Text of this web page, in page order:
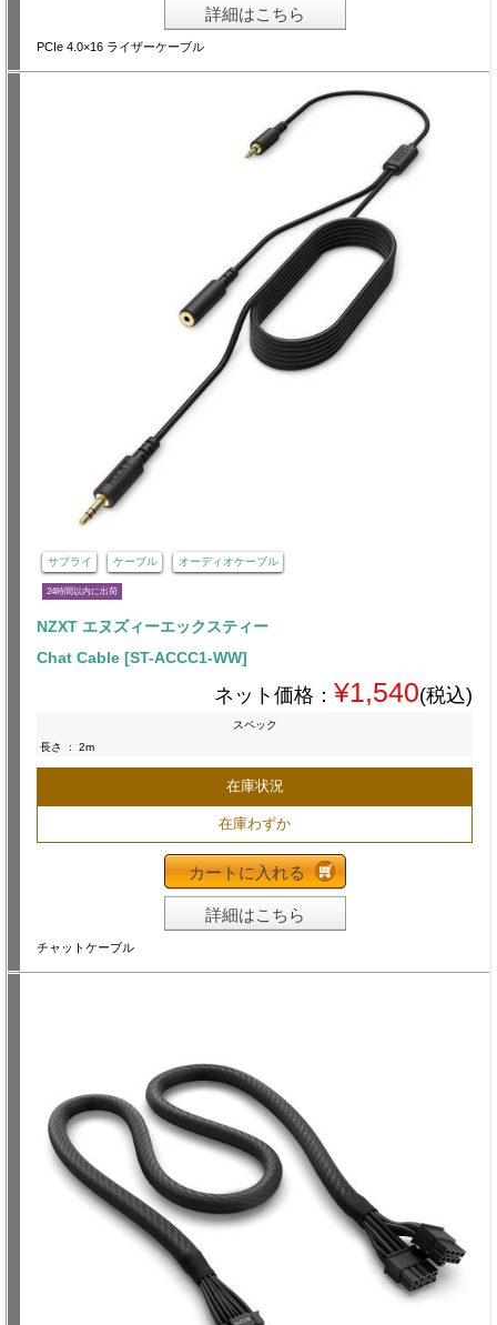
詳細はこちら
PCIe 4.0×16 ライザーケーブル
サプライ ケーブル オーディオケーブル
24時間以内に出荷
NZXT エヌズィーエックスティー
Chat Cable [ST-ACCC1-WW]
ネット価格： ¥1,540(税込)
スペック
長さ
: 2m
在庫状況
在庫わずか
カートに入れる
詳細はこちら
チャットケーブル